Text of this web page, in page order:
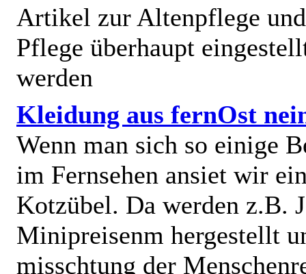
Artikel zur Altenpflege
Pflege überhaupt
werden
Kleidung aus fernOst
Wenn man sich so einige
im Fernsehen ansiet wir
Kotzübel. Da werden z.B.
Minipreisenm hergestellt
misschtung der